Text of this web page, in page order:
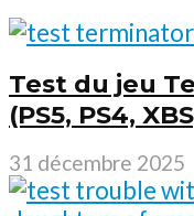
Test du jeu
(PS5, PS4,
31 décembre 2025